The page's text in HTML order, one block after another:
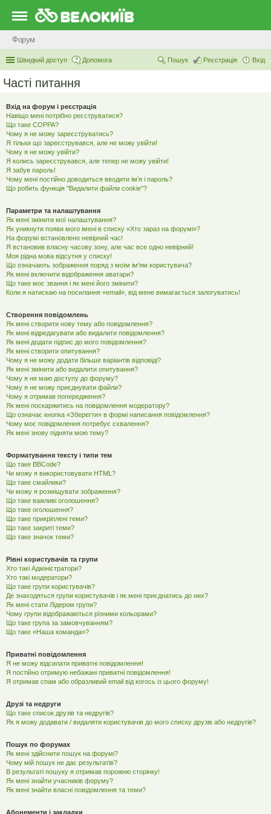
Форум
Швидкий доступ Допомога Вхід
Реєстрація
Пошук
Часті питання
Вхід на форум і реєстрація
Навіщо мені потрібно реєструватися?
Що таке COPPA?
Чому я не можу зареєструватись?
Я тільки що зареєструвався, але не можу увійти!
Чому я не можу увійти?
Я колись зареєструвався, але тепер не можу увійти!
Я забув пароль!
Чому мені постійно доводиться вводити ім’я і пароль?
Що робить функція "Видалити файли cookie"?
Параметри та налаштування
Як мені змінити мої налаштування?
Як уникнути появи мого імені в списку «Хто зараз на форумі»?
На форумі встановлено невірний час!
Я встановив власну часову зону, але час все одно невірний!
Моя рідна мова відсутня у списку!
Що означають зображення поряд з моїм ім'ям користувача?
Як мені включити відображення аватари?
Що таке моє звання і як мені його змінити?
Коли я натискаю на посилання «email», від мене вимагається залогуватись!
Створення повідомлень
Як мені створити нову тему або повідомлення?
Як мені відредагувати або видалити повідомлення?
Як мені додати підпис до мого повідомлення?
Як мені створити опитування?
Чому я не можу додати більше варіантів відповіді?
Як мені змінити або видалити опитування?
Чому я не маю доступу до форуму?
Чому я не можу приєднувати файли?
Чому я отримав попередження?
Як мені поскаржитись на повідомлення модератору?
Що означає кнопка «Зберегти» в формі написання повідомлення?
Чому моє повідомлення потребує схвалення?
Як мені знову підняти мою тему?
Форматування тексту і типи тем
Що таке BBCode?
Чи можу я використовувати HTML?
Що таке смайлики?
Чи можу я розміщувати зображення?
Що таке важливі оголошення?
Що таке оголошення?
Що таке прикріплені теми?
Що таке закриті теми?
Що таке значок теми?
Рівні користувачів та групи
Хто такі Адміністратори?
Хто такі модератори?
Що таке групи користувачів?
Де знаходяться групи користувачів і як мені приєднатись до них?
Як мені стати Лідером групи?
Чому групи відображаються різними кольорами?
Що таке група за замовчуванням?
Що таке «Наша команда»?
Приватні повідомлення
Я не можу відсилати приватні повідомлення!
Я постійно отримую небажані приватні повідомлення!
Я отримав спам або образливий email від когось із цього форуму!
Друзі та недруги
Що таке список друзів та недругів?
Як я можу додавати / видаляти користувачів до мого списку друзів або недругів?
Пошук по форумах
Як мені здійснити пошук на форумі?
Чому мій пошук не дає результатів?
В результаті пошуку я отримав порожню сторінку!
Як мені знайти учасників форуму?
Як мені знайти власні повідомлення та теми?
Абонементи і закладки